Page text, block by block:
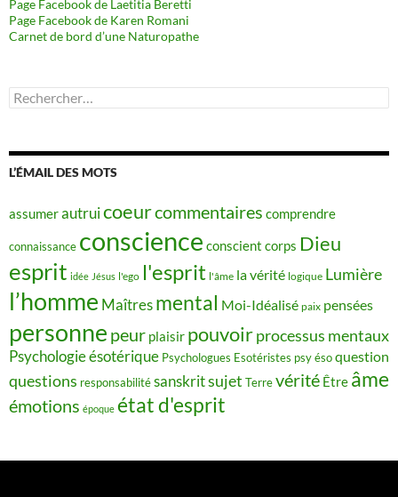
Page Facebook de Laetitia Beretti
Page Facebook de Karen Romani
Carnet de bord d’une Naturopathe
Rechercher :
L’ÉMAIL DES MOTS
assumerautruicoeurcommentaires comprendre
connaissance conscience conscient corps Dieu
esprit idée Jésus l'ego l'esprit l'âme la vérité logique Lumière
l’homme Maîtres mental Moi-Idéalisé paix pensées
personne peur plaisir pouvoirprocessus mentaux
Psychologie ésotérique Psychologues Esotéristes psy ésoquestion
questions responsabilitésanskritsujet Terrevérité Être âme
émotions époque état d'esprit